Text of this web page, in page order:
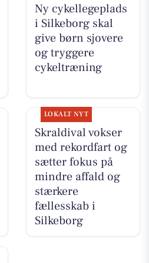
Ny cykellegeplads
i Silkeborg skal
give børn sjovere
og tryggere
cykeltræning
LOKALT NYT
Skraldival vokser
med rekordfart og
sætter fokus på
mindre affald og
stærkere
fællesskab i
Silkeborg